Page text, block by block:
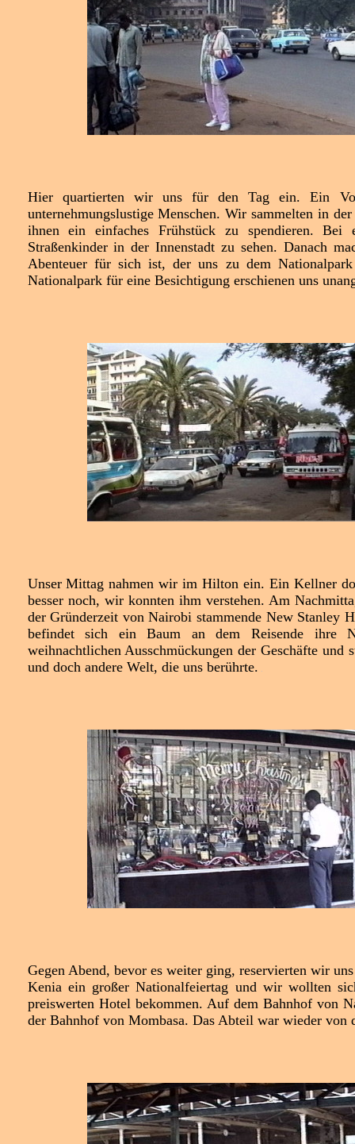
Hier quartierten wir uns für den Tag ein. Ein
unternehmungslustige Menschen. Wir sammelten in
ihnen ein einfaches Frühstück zu spendieren.
Straßenkinder in der Innenstadt zu sehen. Danach
Abenteuer für sich ist, der uns zu dem
Nationalpark für eine Besichtigung erschienen uns
Unser Mittag nahmen wir im Hilton ein. Ein Kellner
besser noch, wir konnten ihm verstehen. Am
der Gründerzeit von Nairobi stammende New Stanley
befindet sich ein Baum an dem Reisende ihre
weihnachtlichen Ausschmückungen der Geschäfte
und doch andere Welt, die uns berührte.
Gegen Abend, bevor es weiter ging, reservierten wir
Kenia ein großer Nationalfeiertag und wir wollten
preiswerten Hotel bekommen. Auf dem Bahnhof von
der Bahnhof von Mombasa. Das Abteil war wieder von